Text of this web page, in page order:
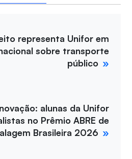
representa Unifor em
sobre transporte
público
alunas da Unifor
no Prêmio ABRE de
Brasileira 2026